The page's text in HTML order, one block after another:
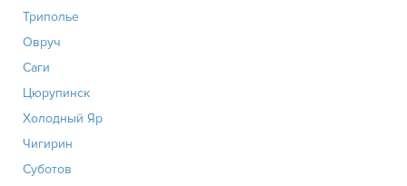
Триполье
Овруч
Саги
Цюрупинск
Холодный Яр
Чигирин
Суботов